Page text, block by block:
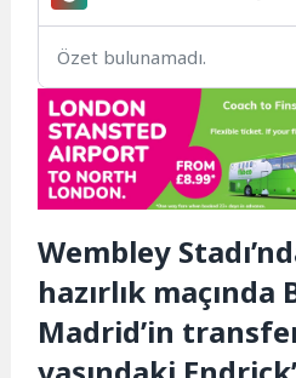
Özet bulunamadı.
Wembley
hazırlık maçında
Madrid’in